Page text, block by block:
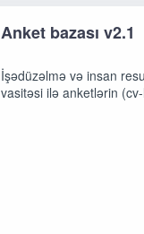
Anket bazası v2.1
İşədüzəlmə və insan
vasitəsi ilə anketlərin (cv-